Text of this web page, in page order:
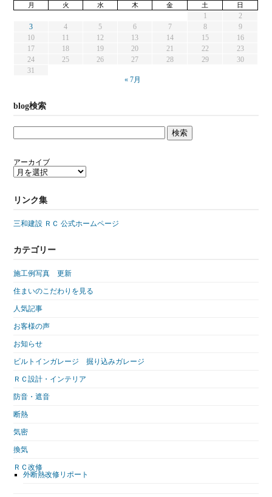
月 火 水 木 金 土 日
1
2
3
4 5 6 7 8
9
10
11 12 13 14 15
16
17
18 19 20 21 22
23
24
25 26 27 28 29
30
31
« 7月
blog検索
アーカイブ
リンク集
三和建設 ＲＣ 公式ホームページ
カテゴリー
施工例写真 更新
住まいのこだわりを見る
人気記事
お客様の声
お知らせ
ビルトインガレージ 掘り込みガレージ
ＲＣ設計・インテリア
防音・遮音
断熱
気密
換気
ＲＣ改修
外断熱改修リポート